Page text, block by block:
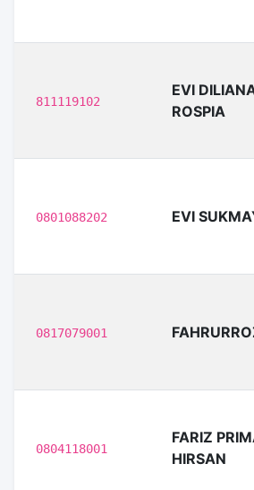
811119102
EVI
ROSPIA
0801088202 EVI
0817079001
0804118001
FARIZ
HIRSAN